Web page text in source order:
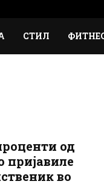
СТИЛ
од
пријавиле
во